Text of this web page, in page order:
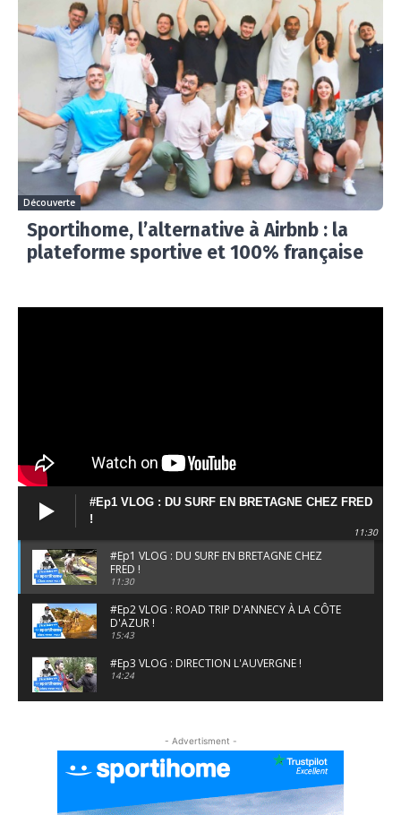
Découverte
Sportihome, l’alternative à Airbnb : la
plateforme sportive et 100% française
#Ep1 VLOG : DU SURF EN BRETAGNE CHEZ FRED
!
11:30
#Ep1 VLOG : DU SURF EN BRETAGNE CHEZ
FRED !
11:30
#Ep2 VLOG : ROAD TRIP D'ANNECY À LA CÔTE
D'AZUR !
15:43
#Ep3 VLOG : DIRECTION L'AUVERGNE !
14:24
#EP6 VLOG : SKI & RANDONNÉE DANS LES
ALPES
- Advertisment -